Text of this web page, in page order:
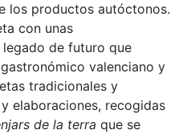
los productos autóctonos.
con unas
de futuro que
valenciano y
tradicionales y
elaboraciones, recogidas
de la terra que se